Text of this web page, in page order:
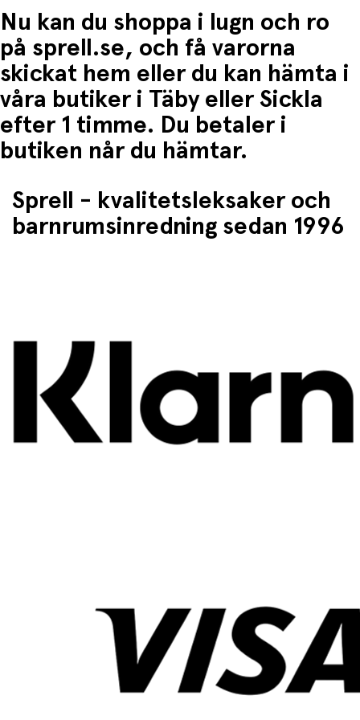
Nu kan du shoppa i lugn och ro
på sprell.se, och få varorna
skickat hem eller du kan hämta i
våra butiker i Täby eller Sickla
efter 1 timme. Du betaler i
butiken når du hämtar.
Sprell - kvalitetsleksaker och
barnrumsinredning sedan 1996